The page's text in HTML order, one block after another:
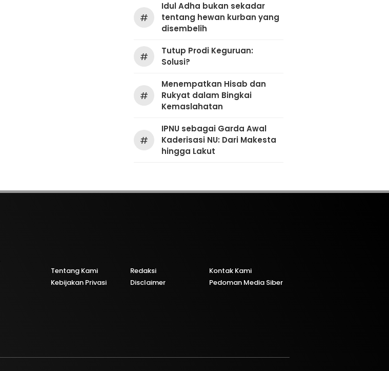
#
Idul Adha bukan sekadar
tentang hewan kurban yang
disembelih
#
Tutup Prodi Keguruan:
Solusi?
#
Menempatkan Hisab dan
Rukyat dalam Bingkai
Kemaslahatan
#
IPNU sebagai Garda Awal
Kaderisasi NU: Dari Makesta
hingga Lakut
Tentang Kami Redaksi
Kontak Kami
Kebijakan Privasi
Disclaimer Pedoman Media Siber